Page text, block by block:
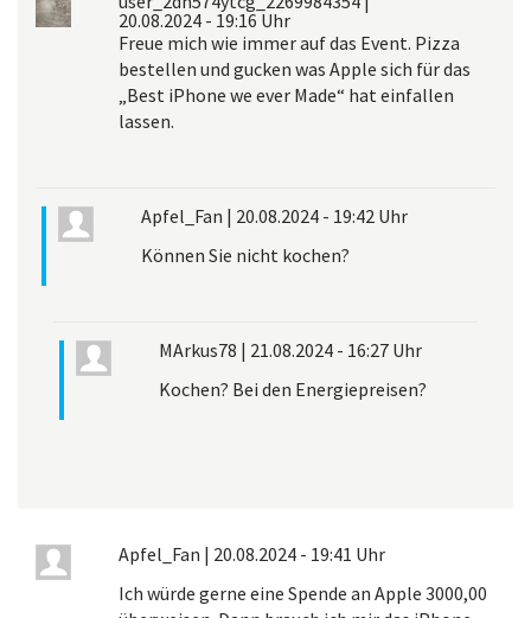
20.08.2024 - 19:16 Uhr
Freue mich wie immer auf das Event. Pizza
bestellen und gucken was Apple sich für das
„Best iPhone we ever Made“ hat einfallen
lassen.
Apfel_Fan | 20.08.2024 - 19:42 Uhr
Können Sie nicht kochen?
MArkus78 | 21.08.2024 - 16:27 Uhr
Kochen? Bei den Energiepreisen?
Apfel_Fan | 20.08.2024 - 19:41 Uhr
Ich würde gerne eine Spende an Apple 3000,00